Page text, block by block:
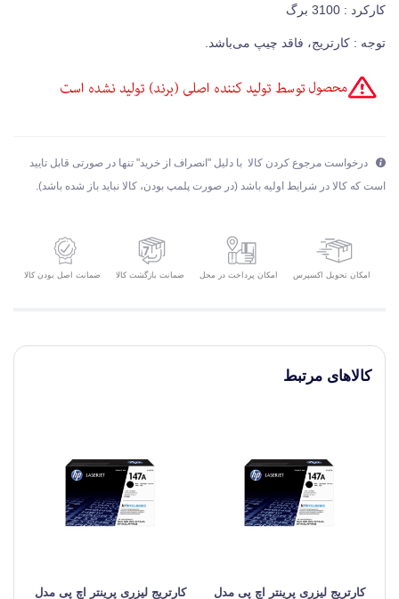
کارکرد : 3100 برگ
توجه : کارتریج، فاقد چیپ می‌باشد.
درخواست مرجوع کردن کالا با دلیل "انصراف از خرید" تنها در صورتی قابل تایید
است که کالا در شرایط اولیه باشد (در صورت پلمپ بودن، کالا نباید باز شده باشد).
امکان تحویل اکسپرس امکان پرداخت در محل ضمانت بازگشت کالا ضمانت اصل بودن کالا
کالاهای مرتبط
کارتریج لیزری پرینتر اچ پی مدل کارتریج لیزری پرینتر اچ پی مدل